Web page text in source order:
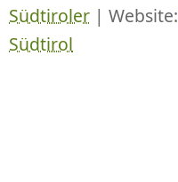
Südtiroler | Website:
Südtirol